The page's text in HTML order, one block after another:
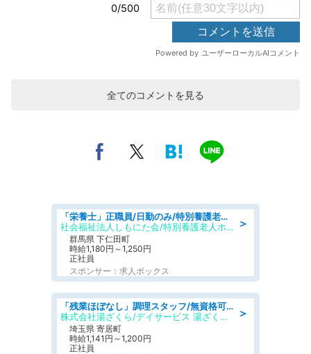
全てのコメントを見る
＞
「栄養士」正職員/日勤のみ/特別養護老人ホーム
社会福祉法人しもにた会/特別養護老人ホーム かぶらの里
群馬県 下仁田町
時給1,180円～1,250円
正社員
スポンサー：求人ボックス
＞
「残業ほぼなし」調理スタッフ/無資格可/正職員/日勤のみ/デイサービス/社会保障完備
株式会社湯ざくら/デイサービス 湯ざくらケアリゾート
埼玉県 寄居町
時給1,141円～1,200円
正社員